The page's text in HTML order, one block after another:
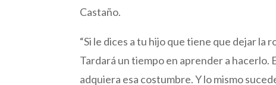
Castaño.
“Si le dices a tu hijo que tiene que dejar la
Tardará un tiempo en aprender a
adquiera esa costumbre. Y lo mismo